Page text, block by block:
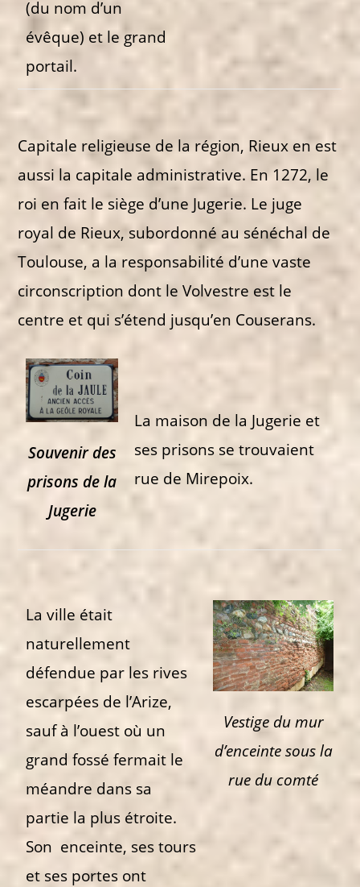
(du nom d’un
évêque) et le grand
portail.
Capitale religieuse de la région, Rieux en est
aussi la capitale administrative. En 1272, le
roi en fait le siège d’une Jugerie. Le juge
royal de Rieux, subordonné au sénéchal de
Toulouse, a la responsabilité d’une vaste
circonscription dont le Volvestre est le
centre et qui s’étend jusqu’en Couserans.
Souvenir des
prisons de la
Jugerie
La maison de la Jugerie et
ses prisons se trouvaient
rue de Mirepoix.
La ville était
naturellement
défendue par les rives
escarpées de l’Arize,
sauf à l’ouest où un
grand fossé fermait le
méandre dans sa
partie la plus étroite.
Son enceinte, ses tours
et ses portes ont
Vestige du mur
d’enceinte sous la
rue du comté